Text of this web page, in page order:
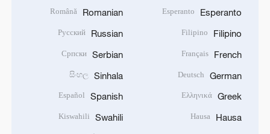
Esperanto
Esperanto
Filipino
Filipino
French
Français
German
Deutsch
Greek
Ελληνικά
Hausa
Hausa
Romanian
Română
Russian
Русский
Serbian
Српски
Sinhala
සිංහල
Spanish
Español
Swahili
Kiswahili